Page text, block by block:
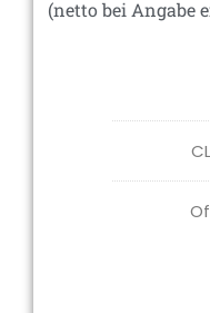
(netto bei Angabe